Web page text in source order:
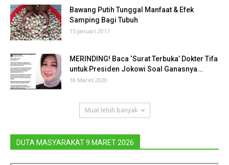
Bawang Putih Tunggal Manfaat & Efek
Samping Bagi Tubuh
15 Januari 2017
MERINDING! Baca ‘Surat Terbuka’ Dokter Tifa
untuk Presiden Jokowi Soal Ganasnya...
18 Maret 2020
Muat lebih banyak
DUTA MASYARAKAT 9 MARET 2026